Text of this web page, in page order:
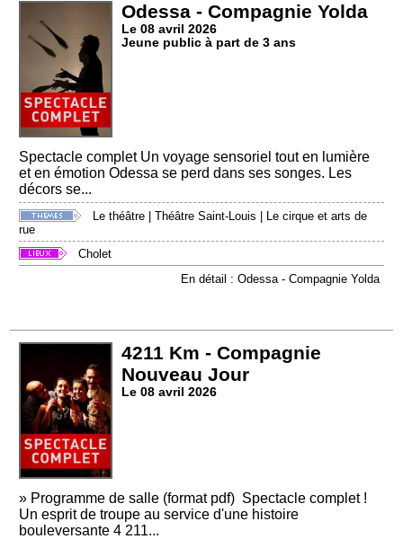
Odessa - Compagnie Yolda
Le 08 avril 2026
Jeune public à part de 3 ans
Spectacle complet Un voyage sensoriel tout en lumière
et en émotion Odessa se perd dans ses songes. Les
décors se...
Le théâtre |Théâtre Saint-Louis | Le cirque et arts de
rue
Cholet
En détail : Odessa - Compagnie Yolda
4211 Km - Compagnie
Nouveau Jour
Le 08 avril 2026
» Programme de salle (format pdf) Spectacle complet !
Un esprit de troupe au service d'une histoire
bouleversante 4 211...